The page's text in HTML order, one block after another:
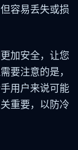
容易丢失或损
加安全，让您
要注意的是，
用户来说可能
重要，以防冷